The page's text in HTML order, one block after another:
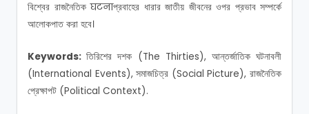
বিশ্বের রাজনৈতিক घटनाপ্রবাহের ধারার জাতীয় জীবনের ওপর প্রভাব সম্পর্কে
আলোকপাত করা হবে।
Keywords:তিরিশের দশক (The Thirties), আন্তর্জাতিক ঘটনাবলী
(International Events), সমাজচিত্র (Social Picture), রাজনৈতিক
প্রেক্ষাপট (Political Context).